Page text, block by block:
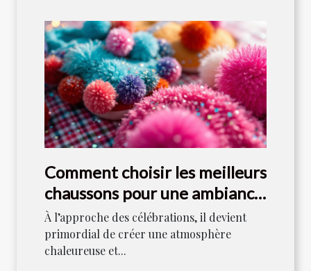
Comment choisir les meilleurs
chaussons pour une ambiance
festive ?
À l’approche des célébrations, il devient
primordial de créer une atmosphère
chaleureuse et...